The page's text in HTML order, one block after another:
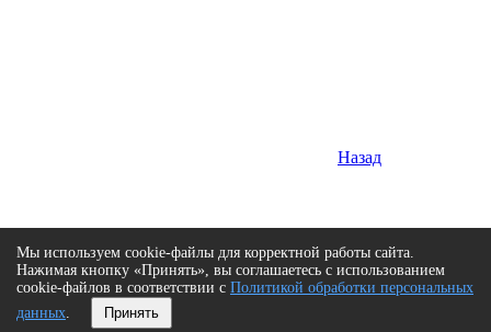
Назад
Мы используем cookie-файлы для корректной работы сайта.
Нажимая кнопку «Принять», вы соглашаетесь с использованием
cookie-файлов в соответствии с Политикой обработки персональных
данных. Принять